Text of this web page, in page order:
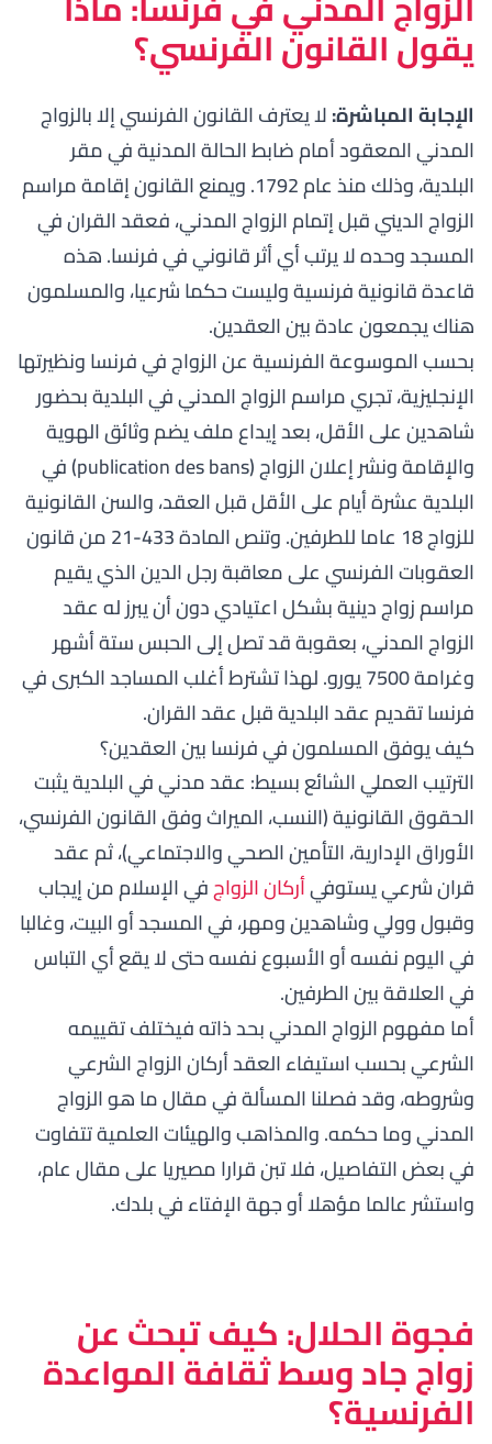
يقول القانون الفرنسي؟
الإجابة المباشرة:لا يعترف القانون الفرنسي إلا بالزواج
المدني المعقود أمام ضابط الحالة المدنية في مقر
البلدية، وذلك منذ عام 1792. ويمنع القانون إقامة مراسم
الزواج الديني قبل إتمام الزواج المدني، فعقد القران في
المسجد وحده لا يرتب أي أثر قانوني في فرنسا. هذه
قاعدة قانونية فرنسية وليست حكما شرعيا، والمسلمون
هناك يجمعون عادة بين العقدين.
بحسبالموسوعة الفرنسية عن الزواج في فرنساونظيرتها
الإنجليزية، تجري مراسم الزواج المدني في البلدية بحضور
شاهدين على الأقل، بعد إيداع ملف يضم وثائق الهوية
والإقامة ونشر إعلان الزواج (publication des bans) في
البلدية عشرة أيام على الأقل قبل العقد، والسن القانونية
للزواج 18 عاما للطرفين. وتنص المادة 433-21 من قانون
العقوبات الفرنسي على معاقبة رجل الدين الذي يقيم
مراسم زواج دينية بشكل اعتيادي دون أن يبرز له عقد
الزواج المدني، بعقوبة قد تصل إلى الحبس ستة أشهر
وغرامة 7500 يورو. لهذا تشترط أغلب المساجد الكبرى في
فرنسا تقديم عقد البلدية قبل عقد القران.
كيف يوفق المسلمون في فرنسا بين العقدين؟
الترتيب العملي الشائع بسيط: عقد مدني في البلدية يثبت
الحقوق القانونية (النسب، الميراث وفق القانون الفرنسي،
الأوراق الإدارية، التأمين الصحي والاجتماعي)، ثم عقد
قران شرعي يستوفيأركان الزواجفي الإسلام من إيجاب
وقبول وولي وشاهدين ومهر، في المسجد أو البيت، وغالبا
في اليوم نفسه أو الأسبوع نفسه حتى لا يقع أي التباس
في العلاقة بين الطرفين.
أما مفهومالزواج المدنيبحد ذاته فيختلف تقييمه
الشرعي بحسب استيفاء العقد أركان الزواج الشرعي
وشروطه، وقد فصلنا المسألة في مقالما هو الزواج
المدني وما حكمه. والمذاهب والهيئات العلمية تتفاوت
في بعض التفاصيل، فلا تبن قرارا مصيريا على مقال عام،
واستشر عالما مؤهلا أو جهة الإفتاء في بلدك.
فجوة الحلال: كيف تبحث عن
زواج جاد وسط ثقافة المواعدة
الفرنسية؟